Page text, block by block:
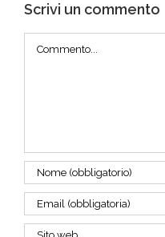
Scrivi un commento